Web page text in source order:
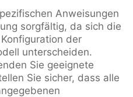
Anweisungen
sorgfältig, da sich die
der
unterscheiden.
Sie geeignete
Sie sicher, dass alle